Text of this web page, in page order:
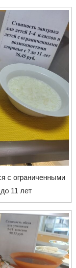
с ограниченными
11 лет